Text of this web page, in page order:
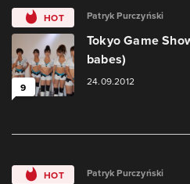
HOT
9
Patryk Purczyński
Tokyo Game
babes)
24.09.2012
HOT Patryk Purczyński